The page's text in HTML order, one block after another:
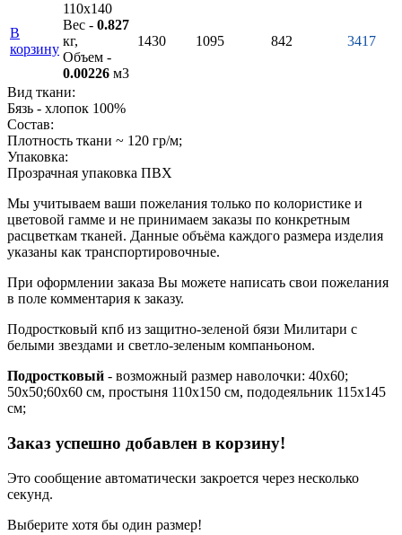
В
корзину
110х140
Вес - 0.827
кг,
Объем -
0.00226 м3
1430 1095 842 3417
Вид ткани:
Бязь - хлопок 100%
Состав:
Плотность ткани ~ 120 гр/м;
Упаковка:
Прозрачная упаковка ПВХ
Мы учитываем ваши пожелания только по колористике и
цветовой гамме и не принимаем заказы по конкретным
расцветкам тканей. Данные объёма каждого размера изделия
указаны как транспортировочные.
При оформлении заказа Вы можете написать свои пожелания
в поле комментария к заказу.
Подростковый кпб из защитно-зеленой бязи Милитари с
белыми звездами и светло-зеленым компаньоном.
Подростковый - возможный размер наволочки: 40х60;
50х50;60х60 см, простыня 110х150 см, пододеяльник 115х145
см;
Заказ успешно добавлен в корзину!
Это сообщение автоматически закроется через несколько
секунд.
Выберите хотя бы один размер!